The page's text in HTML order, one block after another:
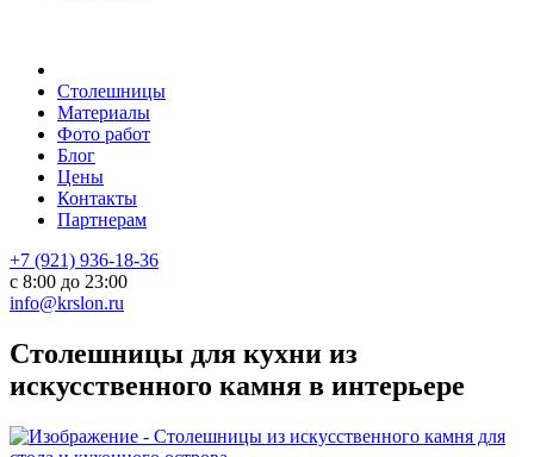
Столешницы
Материалы
Фото работ
Блог
Цены
Контакты
Партнерам
+7 (921) 936-18-36
с 8:00 до 23:00
info@krslon.ru
Столешницы для кухни из
искусственного камня в интерьере